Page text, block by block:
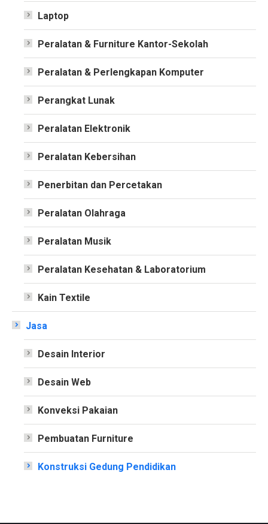
Laptop
Peralatan & Furniture Kantor-Sekolah
Peralatan & Perlengkapan Komputer
Perangkat Lunak
Peralatan Elektronik
Peralatan Kebersihan
Penerbitan dan Percetakan
Peralatan Olahraga
Peralatan Musik
Peralatan Kesehatan & Laboratorium
Kain Textile
Jasa
Desain Interior
Desain Web
Konveksi Pakaian
Pembuatan Furniture
Konstruksi Gedung Pendidikan